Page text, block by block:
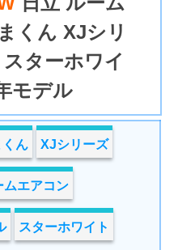
くん XJシリ
ターホワイ
モデル
くん XJシリーズ
ムエアコン
スターホワイト